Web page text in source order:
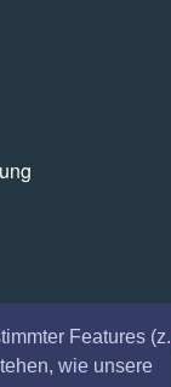
Features (z.
wie unsere